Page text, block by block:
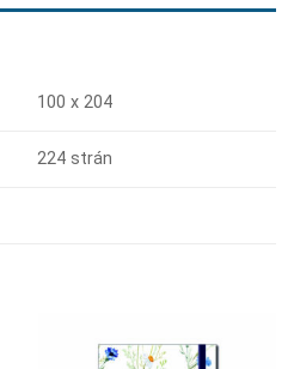
100 x 204
224 strán